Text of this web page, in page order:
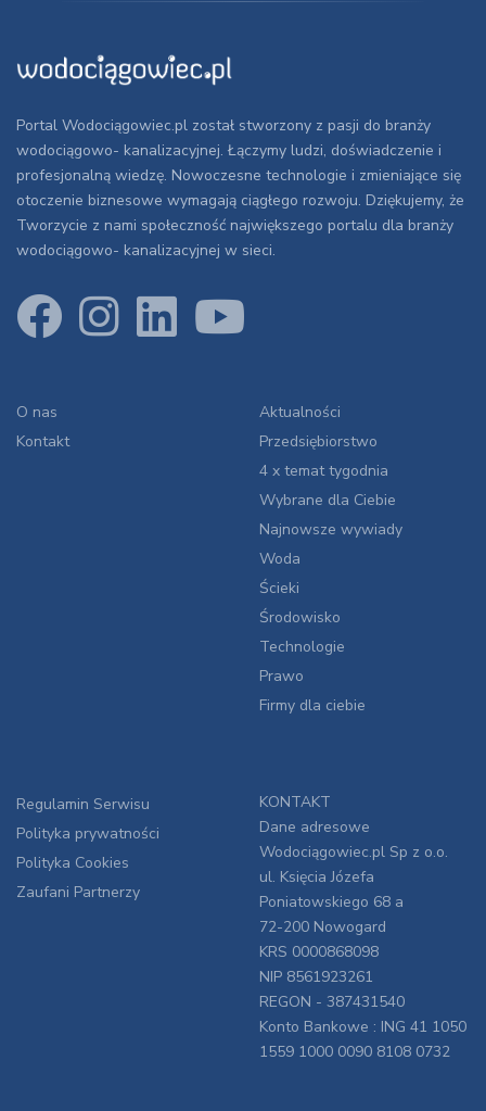
Portal Wodociągowiec.pl został stworzony z pasji do branży
wodociągowo- kanalizacyjnej. Łączymy ludzi, doświadczenie i
profesjonalną wiedzę. Nowoczesne technologie i zmieniające się
otoczenie biznesowe wymagają ciągłego rozwoju. Dziękujemy, że
Tworzycie z nami społeczność największego portalu dla branży
wodociągowo- kanalizacyjnej w sieci.
O nas
Kontakt
Aktualności
Przedsiębiorstwo
4 x temat tygodnia
Wybrane dla Ciebie
Najnowsze wywiady
Woda
Ścieki
Środowisko
Technologie
Prawo
Firmy dla ciebie
Regulamin Serwisu
Polityka prywatności
Polityka Cookies
Zaufani Partnerzy
KONTAKT
Dane adresowe
Wodociągowiec.pl Sp z o.o.
ul. Księcia Józefa
Poniatowskiego 68 a
72-200 Nowogard
KRS 0000868098
NIP 8561923261
REGON - 387431540
Konto Bankowe : ING 41 1050
1559 1000 0090 8108 0732